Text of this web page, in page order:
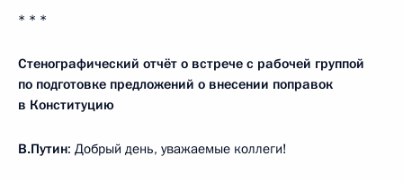
* * *
Стенографический отчёт о встрече с рабочей группой
по подготовке предложений о внесении поправок
в Конституцию
В.Путин: Добрый день, уважаемые коллеги!